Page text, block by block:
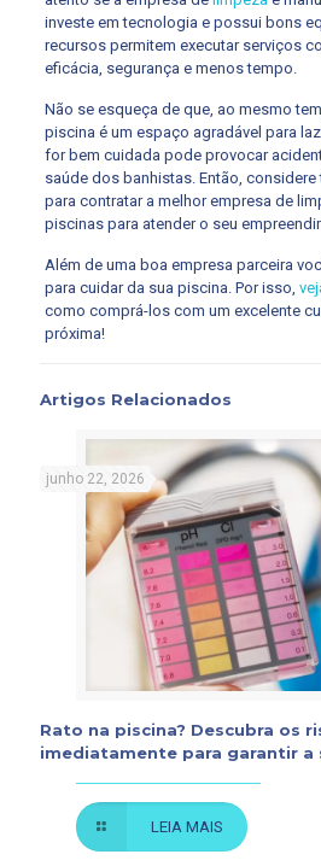
investe em tecnologia e possui bons
recursos permitem executar serviços
eficácia, segurança e menos tempo.
Não se esqueça de que, ao mesmo
piscina é um espaço agradável para
for bem cuidada pode provocar
saúde dos banhistas. Então,
para contratar a melhor empresa de
piscinas para atender o seu
Além de uma boa empresa parceira
para cuidar da sua piscina. Por isso,
como comprá-los com um excelente
próxima!
Artigos Relacionados
junho 22, 2026
Rato na piscina? Descubra os
imediatamente para garantir a
LEIA MAIS